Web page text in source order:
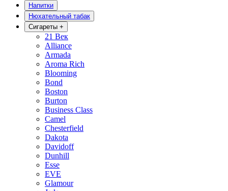
Напитки
Нюхательный табак
Сигареты +
21 Век
Alliance
Armada
Aroma Rich
Blooming
Bond
Boston
Burton
Business Class
Camel
Chesterfield
Dakota
Davidoff
Dunhill
Esse
EVE
Glamour